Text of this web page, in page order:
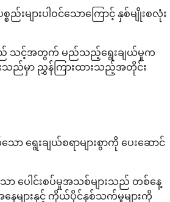
ျားပါဝင်သောကြောင့် နှစ်မျိုးစလုံး
သည် သင့်အတွက် မည်သည့်ရွေးချယ်မှုက
မှာ ညွှန်ကြားထားသည့်အတိုင်း
ေးချယ်စရာများစွာကို ပေးဆောင်
ျို့သော ပေါင်းစပ်မှုအသစ်များသည် တစ်နေ့
များနှင့် ကိုယ်ပိုင်နှစ်သက်မှုများကို